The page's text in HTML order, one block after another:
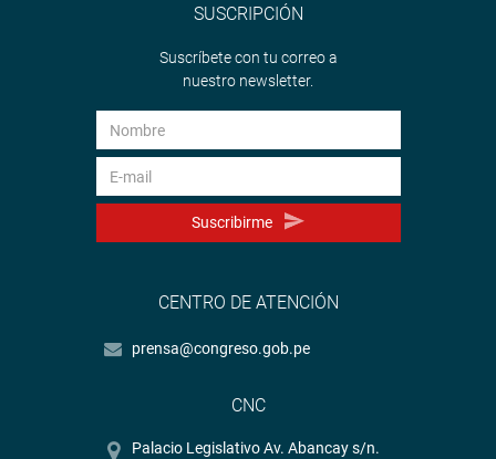
SUSCRIPCIÓN
Suscríbete con tu correo a
nuestro newsletter.
Suscribirme
CENTRO DE ATENCIÓN
prensa@congreso.gob.pe
CNC
Palacio Legislativo Av. Abancay s/n.